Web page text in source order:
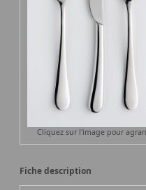
Cliquez sur l'image pour
Fiche description